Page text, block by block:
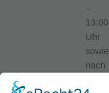
–
13:00
Uhr
sowie
nach